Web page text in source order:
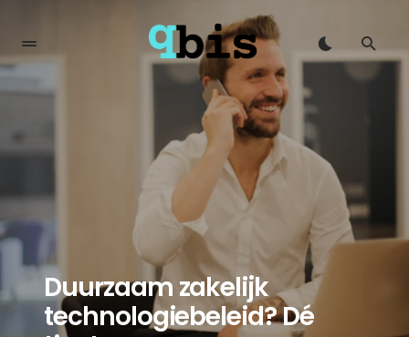
Duurzaam zakelijk
technologiebeleid? Dé